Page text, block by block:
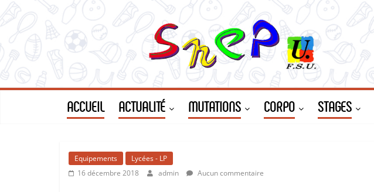
ACCUEIL ACTUALITÉ MUTATIONS CORPO STAGES
Equipements
Lycées - LP
16 décembre 2018
admin Aucun commentaire